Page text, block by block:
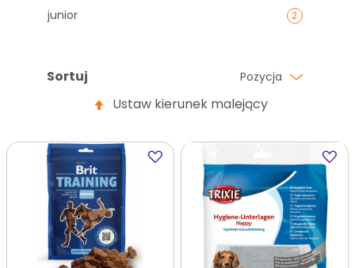
Sortuj Pozycja
Ustaw kierunek malejący
Dodaj
do
ulubionych
Dodaj
do
junior
2